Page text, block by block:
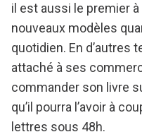
il est aussi le premier
nouveaux modèles
quotidien. En d’autres
attaché à ses
commander son livre
qu’il pourra l’avoir à
lettres sous 48h.